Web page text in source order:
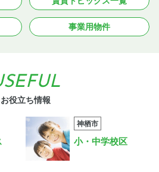
事業用物件
お役立ち情報
神栖市
小・中学校区